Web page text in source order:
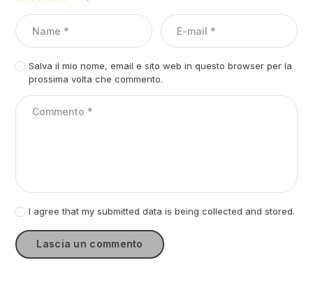
Salva il mio nome, email e sito web in questo browser per la
prossima volta che commento.
I agree that my submitted data is being collected and stored.